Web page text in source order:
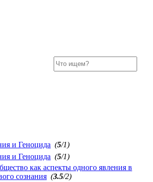
и Геноцида (5/1)
и Геноцида (5/1)
как аспекты одного явления в
сознания (3.5/2)